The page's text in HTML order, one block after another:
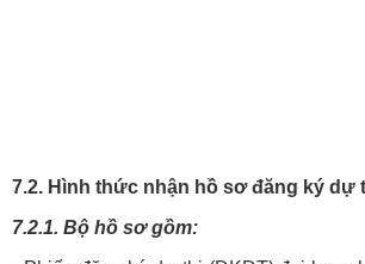
7.2. Hình thức nhận hồ sơ đăng ký dự
7.2.1. Bộ hồ sơ gồm: